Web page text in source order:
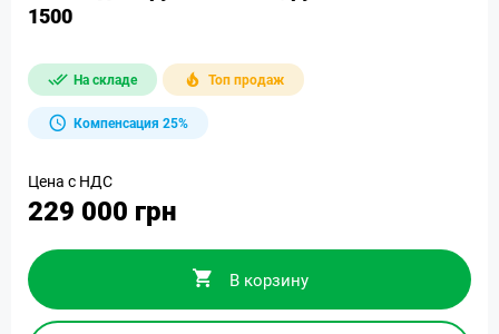
1500
На складе Топ продаж
Компенсация 25%
Цена с НДС
229 000 грн
В корзину